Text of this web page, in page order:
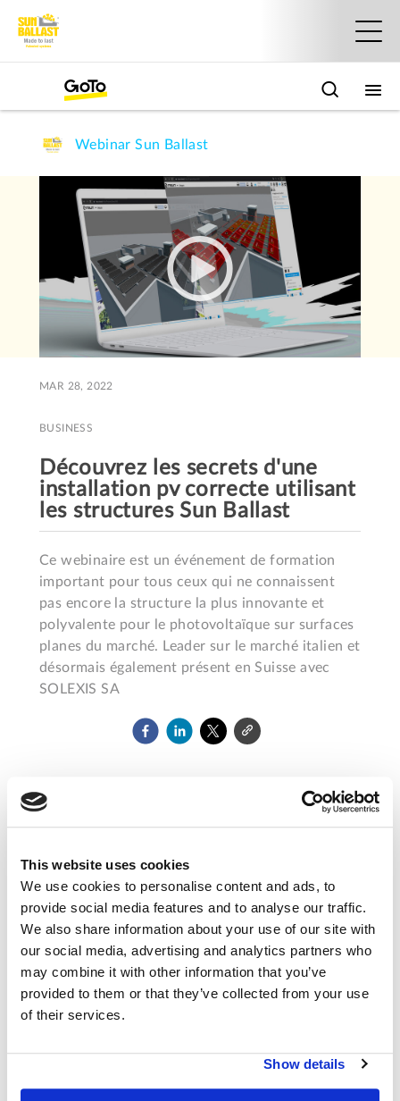
This website uses cookies
We use cookies to personalise content and ads, to
provide social media features and to analyse our traffic.
We also share information about your use of our site with
our social media, advertising and analytics partners who
may combine it with other information that you’ve
provided to them or that they’ve collected from your use
of their services.
Show details